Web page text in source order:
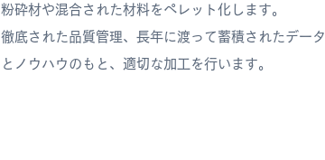
粉砕材や混合された材料をペレット化します。
徹底された品質管理、長年に渡って蓄積されたデータ
とノウハウのもと、適切な​加工を行います。​